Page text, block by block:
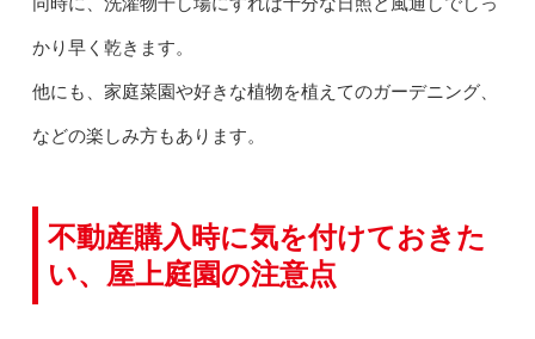
かり早く乾きます。
他にも、家庭菜園や好きな植物を植えてのガーデニング、
などの楽しみ方もあります。
不動産購入時に気を付けておきた
い、屋上庭園の注意点